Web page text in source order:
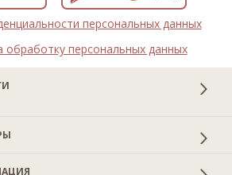
персональных данных
обработку персональных данных